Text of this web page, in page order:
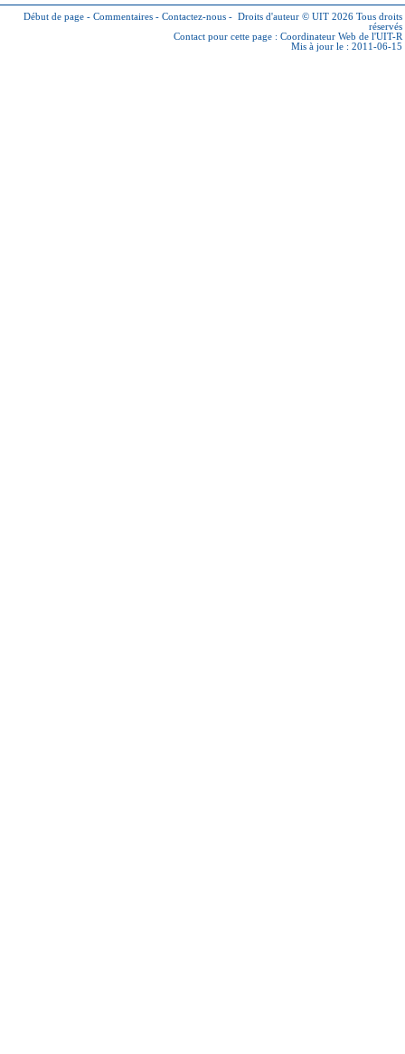
Début de page - Commentaires - Contactez-nous - Droits d'auteur © UIT 2026 Tous droits
réservés
Contact pour cette page : Coordinateur Web de l'UIT-R
Mis à jour le : 2011-06-15